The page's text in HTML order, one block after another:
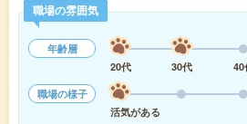
職場の雰囲気
年齢層
20代
30代 40
職場の様子
活気がある